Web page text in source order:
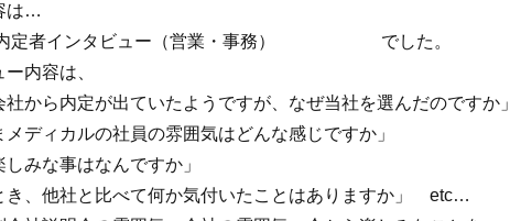
は…
内定者インタビュー（営業・事務） でした。
内容は、
社から内定が出ていたようですが、なぜ当社を選んだのですか」
メディカルの社員の雰囲気はどんな感じですか」
しみな事はなんですか」
き、他社と比べて何か気付いたことはありますか」 etc…